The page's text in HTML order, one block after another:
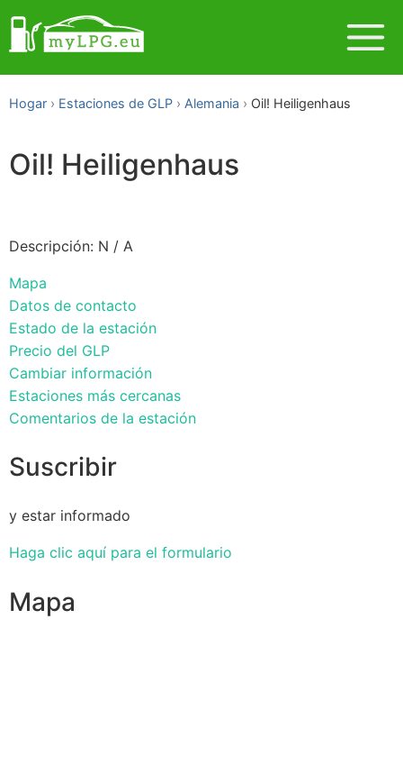
Hogar Estaciones de GLP Alemania Oil! Heiligenhaus
Oil! Heiligenhaus
Descripción: N / A
Mapa
Datos de contacto
Estado de la estación
Precio del GLP
Cambiar información
Estaciones más cercanas
Comentarios de la estación
Suscribir
y estar informado
Haga clic aquí para el formulario
Mapa